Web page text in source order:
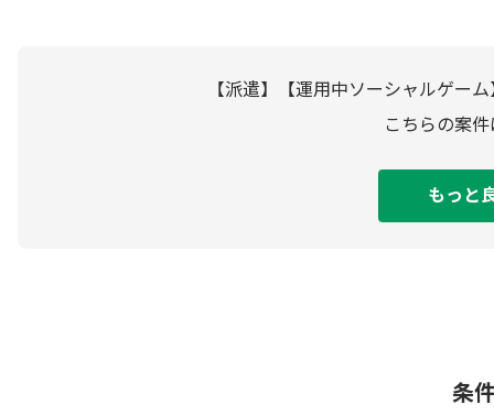
【派遣】【運用中ソーシャルゲー
こちらの案
もっと
条